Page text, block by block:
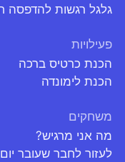
גלגל רגשות להדפסה
פעילויות
הכנת כרטיס ברכה
הכנת לימונדה
משחקים
מה אני מרגיש?
לעזור לחבר שעובר